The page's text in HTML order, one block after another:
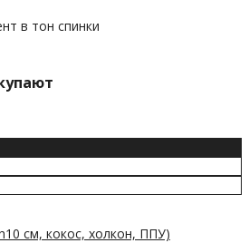
в тон спинки
см, кокос, холкон, ППУ)